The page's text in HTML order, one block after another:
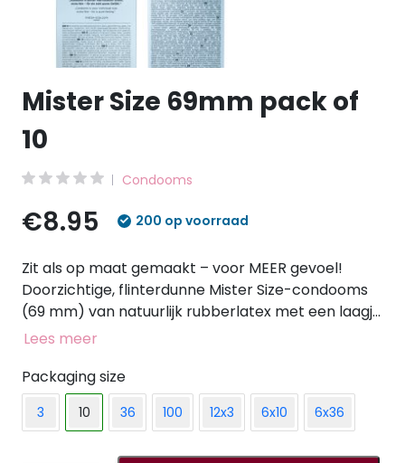
Mister Size 69mm pack of
10
Condooms
€8.95 200 op voorraad
Zit als op maat gemaakt – voor MEER gevoel!
Doorzichtige, flinterdunne Mister Size-condooms
(69 mm) van natuurlijk rubberlatex met een laagje
glijmiddel en een reservoir. Veganistisch. Op de
van de breedte van de donkerblauwe balk in het
midden de juiste condoommaat voor de penis
inschatten. Maat 69 mm is geschikt voor een
Lees meer
Packaging size
3 10 36 100 12x3 6x10 6x36